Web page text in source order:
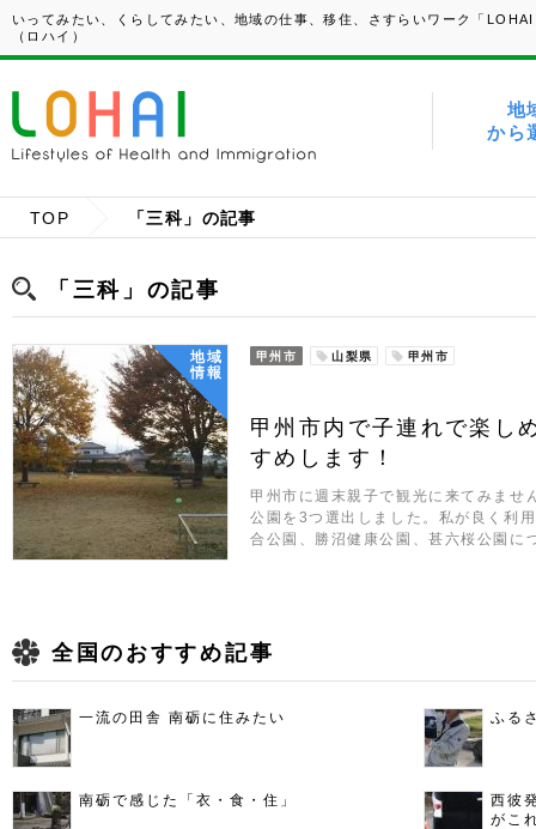
いってみたい、くらしてみたい、地域の仕事、移住、さすらいワーク「
（ロハイ）
地
から
TOP 「三科」の記事
「三科」の記事
地域
情報
甲州市 山梨県 甲州市
甲州市内で子連れで楽し
すめします！
甲州市に週末親子で観光に来てみませ
公園を3つ選出しました。私が良く利
合公園、勝沼健康公園、甚六桜公園
全国のおすすめ記事
一流の田舎 南砺に住みたい ふる
南砺で感じた「衣・食・住」
西彼
がこ